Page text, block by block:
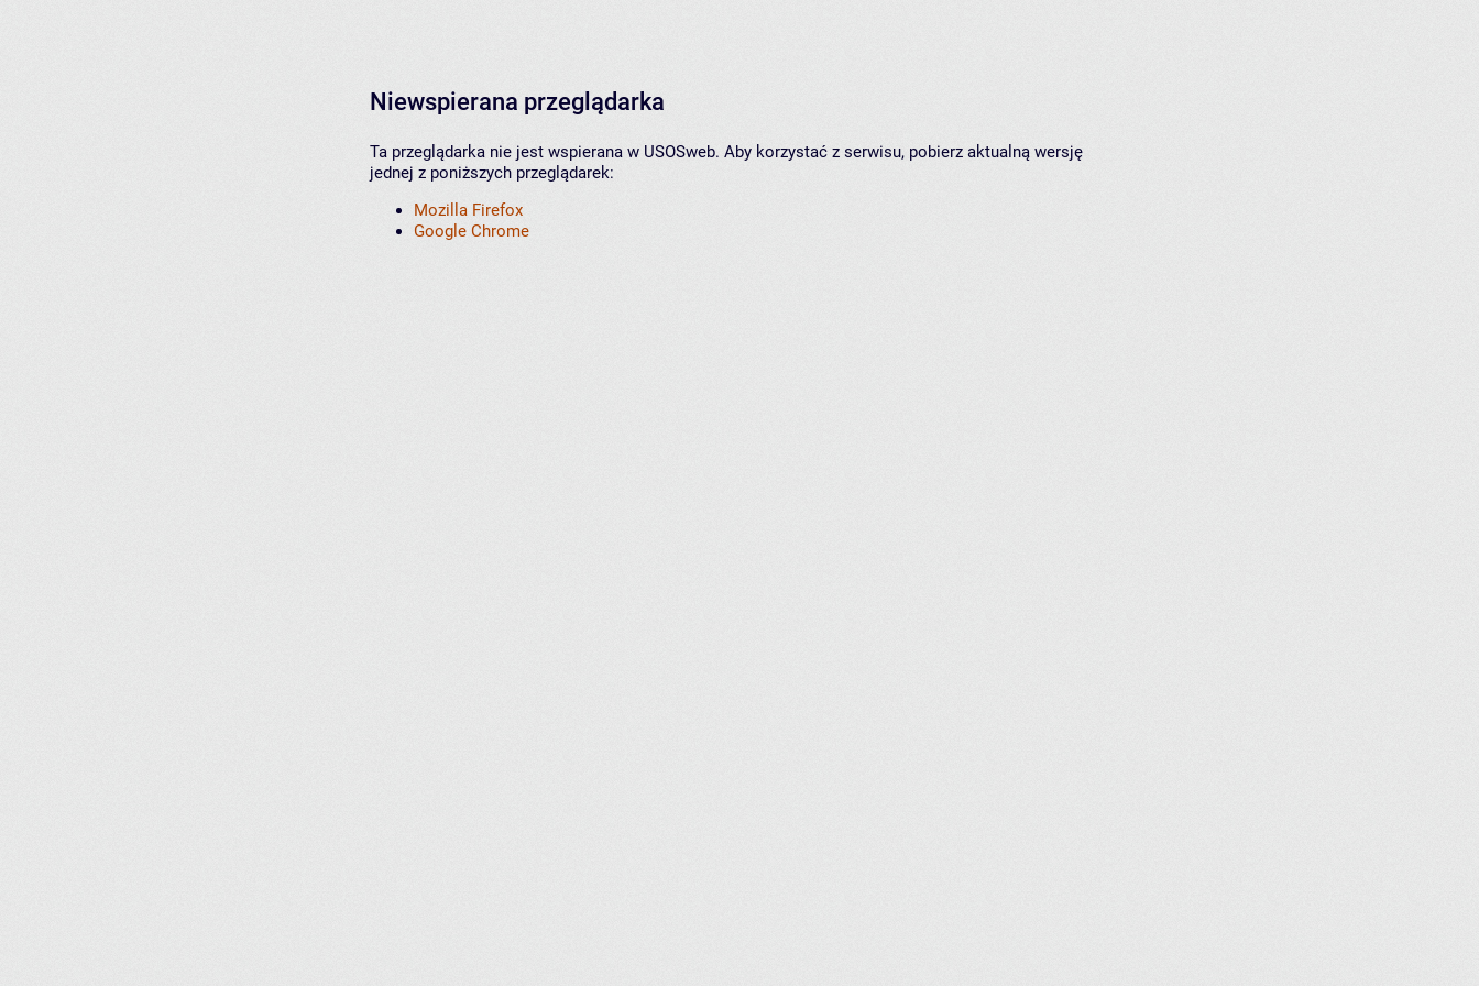
Niewspierana przeglądarka
Ta przeglądarka nie jest wspierana w USOSweb. Aby korzystać z serwisu, pobierz aktualną wersję
jednej z poniższych przeglądarek:
Mozilla Firefox
Google Chrome